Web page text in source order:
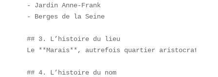
- Jardin Anne-Frank
- Berges de la Seine
## 3. L’histoire du lieu
Le **Marais**, autrefois quartier aristocratique,
## 4. L’histoire du nom